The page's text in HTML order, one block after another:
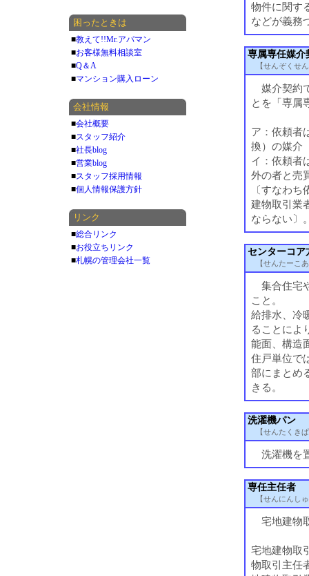
物件に関す
などが義務
専属専任媒介
【せんぞくせ
媒介契約
とを「専属
ア：依頼者
換）の媒介
イ：依頼者
外の者と売
〔すなわ
建物取引業
ならない〕
センターコア
【せんたーこ
集合住宅
こと。
給排水、冷
ることによ
能面、構造
住戸単位で
部にまとめ
きる。
洗濯機パン
【せんたくき
洗濯機を
専任主任者
【せんにんし
宅地建物
宅地建物取
物取引主任
困ったときは
■教えて!!Mr.アパマン
■お客様無料相談室
■Q＆A
■マンション購入ローン
会社情報
■会社概要
■スタッフ紹介
■社長blog
■営業blog
■スタッフ採用情報
■個人情報保護方針
リンク
■総合リンク
■お役立ちリンク
■札幌の管理会社一覧